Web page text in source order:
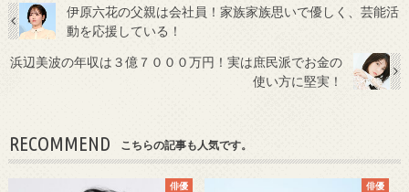
伊原六花の父親は会社員！家族家族思いで優しく、芸能活
動を応援している！
浜辺美波の年収は３億７０００万円！実は庶民派でお金の
使い方に堅実！
RECOMMEND こちらの記事も人気です。
俳優 俳優